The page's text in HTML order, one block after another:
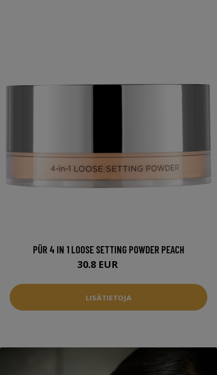
PÜR 4 IN 1 LOOSE SETTING POWDER PEACH
30.8 EUR
LISÄTIETOJA